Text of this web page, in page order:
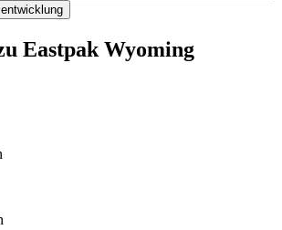
Eastpak Wyoming